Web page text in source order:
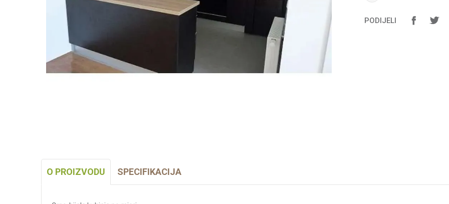
PODIJELI
O PROIZVODU SPECIFIKACIJA